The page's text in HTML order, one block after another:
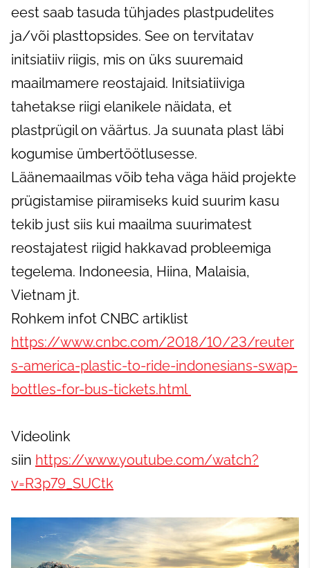
eest saab tasuda tühjades plastpudelites
ja/või plasttopsides. See on tervitatav
initsiatiiv riigis, mis on üks suuremaid
maailmamere reostajaid. Initsiatiiviga
tahetakse riigi elanikele näidata, et
plastprügil on väärtus. Ja suunata plast läbi
kogumise ümbertöötlusesse.
Läänemaailmas võib teha väga häid projekte
prügistamise piiramiseks kuid suurim kasu
tekib just siis kui maailma suurimatest
reostajatest riigid hakkavad probleemiga
tegelema. Indoneesia, Hiina, Malaisia,
Vietnam jt.
Rohkem infot CNBC artiklist
https://www.cnbc.com/2018/10/23/reuter
s-america-plastic-to-ride-indonesians-swap-
bottles-for-bus-tickets.html
Videolink
siin https://www.youtube.com/watch?
v=R3p79_SUCtk